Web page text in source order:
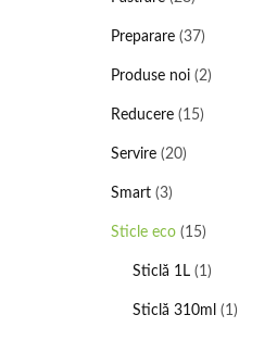
Preparare (37)
Produse noi (2)
Reducere (15)
Servire (20)
Smart (3)
Sticle eco (15)
Sticlă 1L (1)
Sticlă 310ml (1)